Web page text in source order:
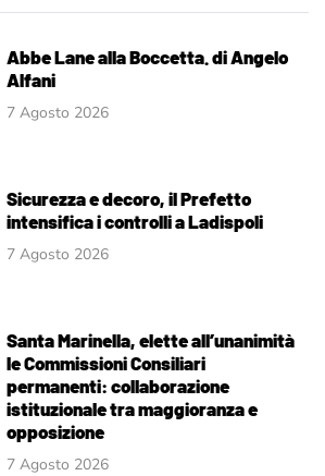
Abbe Lane alla Boccetta. di Angelo
Alfani
7 Agosto 2026
Sicurezza e decoro, il Prefetto
intensifica i controlli a Ladispoli
7 Agosto 2026
Santa Marinella, elette all’unanimità
le Commissioni Consiliari
permanenti: collaborazione
istituzionale tra maggioranza e
opposizione
7 Agosto 2026